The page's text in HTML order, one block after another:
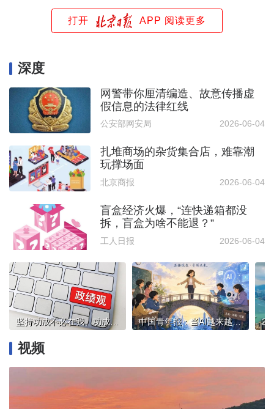
打开 APP 阅读更多
深度
网警带你厘清编造、故意传播虚
假信息的法律红线
公安部网安局 2026-06-04
扎堆商场的杂货集合店，难靠潮
玩撑场面
北京商报 2026-06-04
盲盒经济火爆，“连快递箱都没
拆，盲盒为啥不能退？”
工人日报 2026-06-04
坚持功成不必在我、功成必定有我 中国青年报：当AI越来越“会教”，教师该做什么
视频